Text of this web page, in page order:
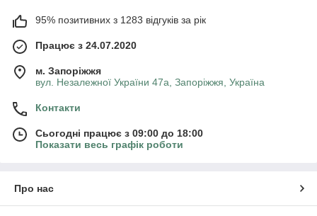
95% позитивних з 1283 відгуків за рік
Працює з 24.07.2020
м. Запоріжжя
вул. Незалежної України 47а, Запоріжжя, Україна
Контакти
Сьогодні працює з 09:00 до 18:00
Показати весь графік роботи
Про нас